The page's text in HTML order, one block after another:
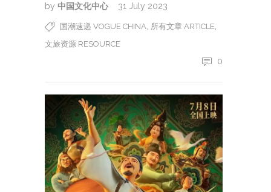
by 中国文化中心 31 July 2023
国潮速递 VOGUE CHINA 所有文章 ARTICLE
文旅资源 RESOURCE
0